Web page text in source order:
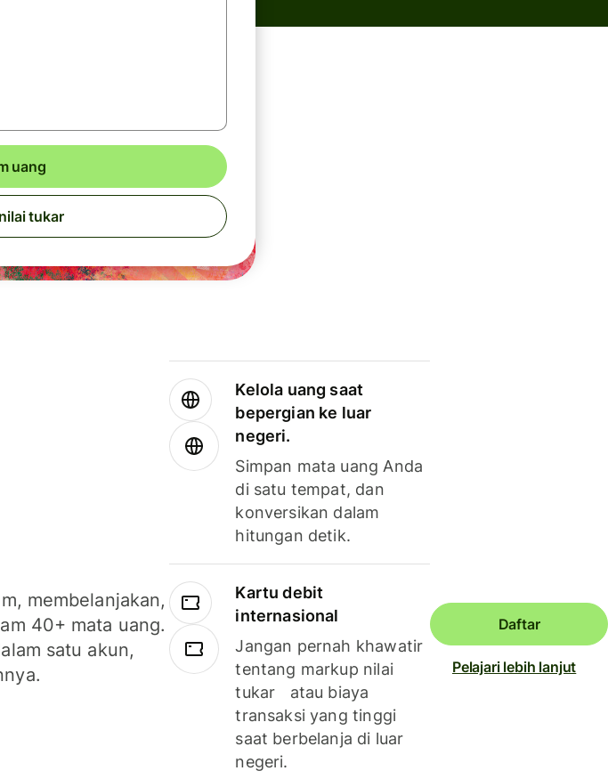
uang
tukar
membelanjakan,
40+ mata uang.
satu akun,
Kelola uang saat
bepergian ke luar
negeri.
Simpan mata uang Anda
di satu tempat, dan
konversikan dalam
hitungan detik.
Kartu debit
internasional
Jangan pernah khawatir
tentang markup nilai
tukar atau biaya
transaksi yang tinggi
saat berbelanja di luar
negeri.
Daftar
Pelajari lebih lanjut